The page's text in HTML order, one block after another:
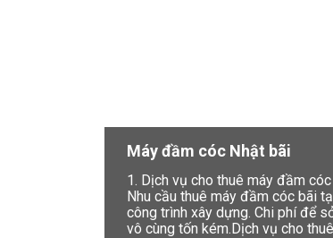
Máy đầm cóc Nhật bãi
1. Dịch vụ cho thuê máy đầm
Nhu cầu thuê máy đầm cóc bãi
công trình xây dựng. Chi phí để
vô cùng tốn kém.Dịch vụ cho